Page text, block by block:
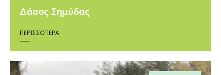
Δάσος Σημύδας
ΠΕΡΙΣΣΌΤΕΡΑ